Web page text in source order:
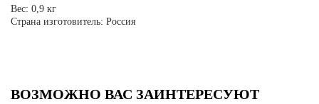
Вес: 0,9 кг
Страна изготовитель: Россия
ВОЗМОЖНО ВАС ЗАИНТЕРЕСУЮТ